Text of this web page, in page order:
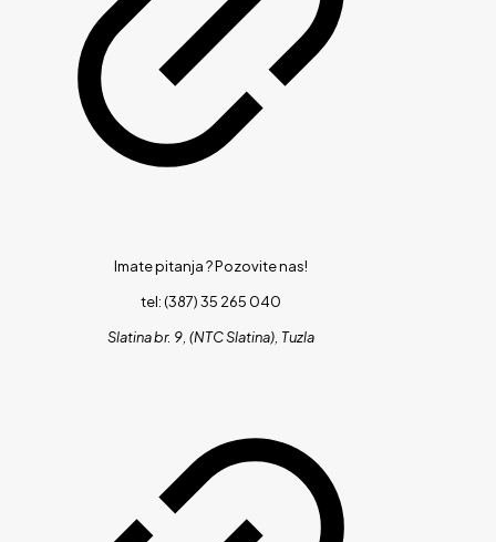
Imate pitanja ?Pozovite nas!
tel: (387) 35 265 040
Slatina br. 9, (NTC Slatina), Tuzla